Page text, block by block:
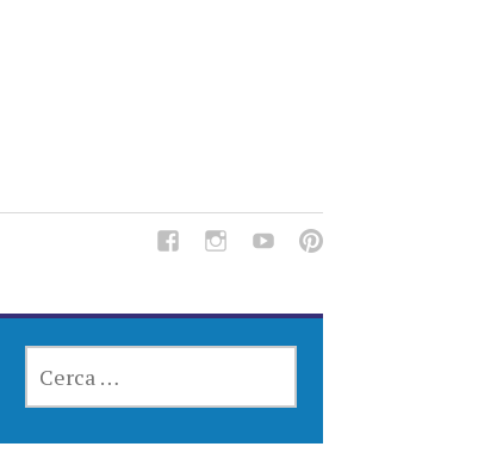
Strano, traduzioni e tanto divertimento!
PER: